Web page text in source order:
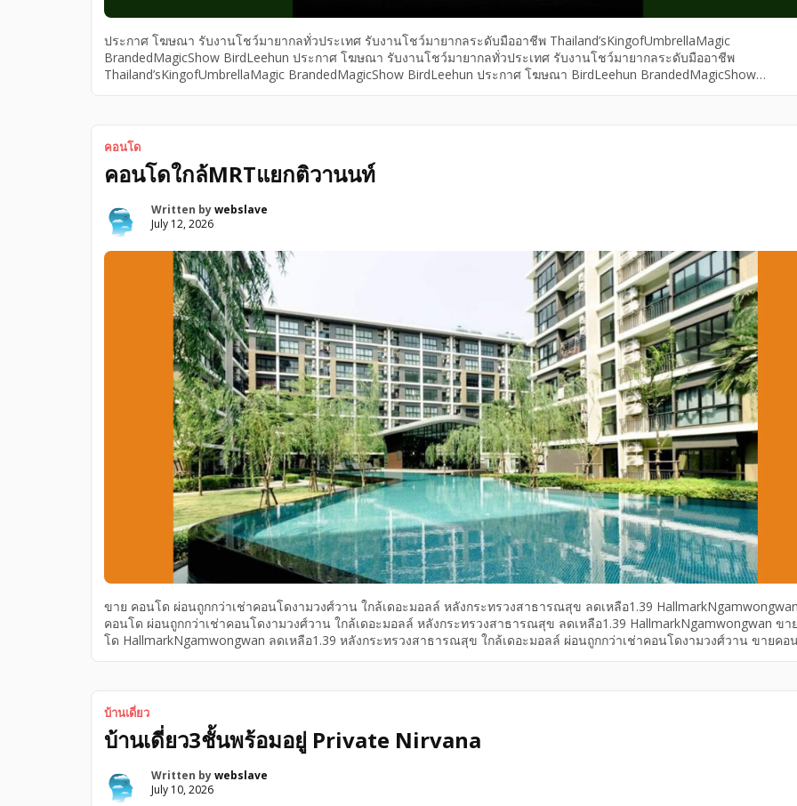
ประกาศ โฆษณา รับงานโชว์มายากลทั่วประเทศ รับงานโชว์มายากลระดับมืออาชีพ Thailand’sKingofUmbrellaMagic
BrandedMagicShow BirdLeehun ประกาศ โฆษณา รับงานโชว์มายากลทั่วประเทศ รับงานโชว์มายากลระดับมืออาชีพ
Thailand’sKingofUmbrellaMagic BrandedMagicShow BirdLeehun ประกาศ โฆษณา BirdLeehun BrandedMagicShow
คอนโด
คอนโดใกล้MRTแยกติวานนท์
Written bywebslave
July 12, 2026
ขาย คอนโด ผ่อนถูกกว่าเช่าคอนโดงามวงศ์วาน ใกล้เดอะมอลล์ หลังกระทรวงสาธารณสุข ลดเหลือ1.39
คอนโด ผ่อนถูกกว่าเช่าคอนโดงามวงศ์วาน ใกล้เดอะมอลล์ หลังกระทรวงสาธารณสุข ลดเหลือ1.39 HallmarkNgamwongwan ขา
โด HallmarkNgamwongwan ลดเหลือ1.39 หลังกระทรวงสาธารณสุข ใกล้เดอะมอลล์ ผ่อนถูกกว่าเช่าคอนโดงามวงศ์วาน ขายคอ
[…]
บ้านเดี่ยว
บ้านเดี่ยว3ชั้นพร้อมอยู่ Private Nirvana
Written bywebslave
July 10, 2026